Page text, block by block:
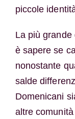
piccole
La più
è sapere se
nonostante
salde
Domenicani
altre